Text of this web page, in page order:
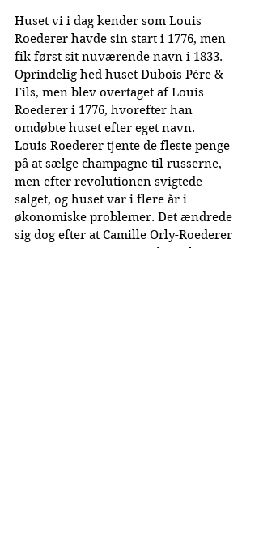
Huset vi i dag kender som Louis
Roederer havde sin start i 1776, men
fik først sit nuværende navn i 1833.
Oprindelig hed huset Dubois Père &
Fils, men blev overtaget af Louis
Roederer i 1776, hvorefter han
omdøbte huset efter eget navn.
Louis Roederer tjente de fleste penge
på at sælge champagne til russerne,
men efter revolutionen svigtede
salget, og huset var i flere år i
økonomiske problemer. Det ændrede
sig dog efter at Camille Orly-Roederer